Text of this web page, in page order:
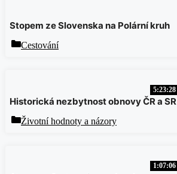
5:23:28
1:07:06
Stopem ze Slovenska na Polární kruh
Rubriky
Cestování
Historická nezbytnost obnovy ČR a SR
Rubriky
Životní hodnoty a názory